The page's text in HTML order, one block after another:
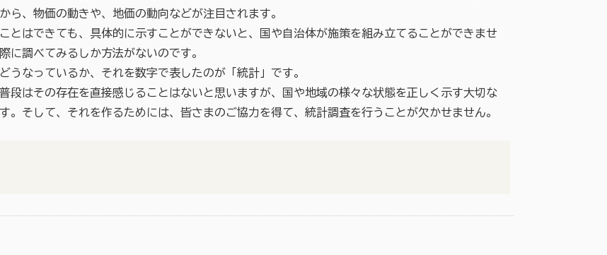
ら、物価の動きや、地価の動向などが注目されます。
とはできても、具体的に示すことができないと、国や自治体が施策を組み立てることができませ
に調べてみるしか方法がないのです。
なっているか、それを数字で表したのが「統計」です。
段はその存在を直接感じることはないと思いますが、国や地域の様々な状態を正しく示す大切な
。そして、それを作るためには、皆さまのご協力を得て、統計調査を行うことが欠かせません。